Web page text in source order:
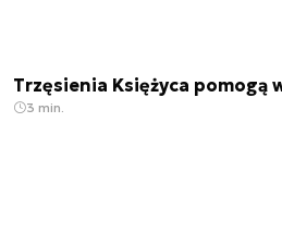
Trzęsienia Księżyca pomogą
3 min.